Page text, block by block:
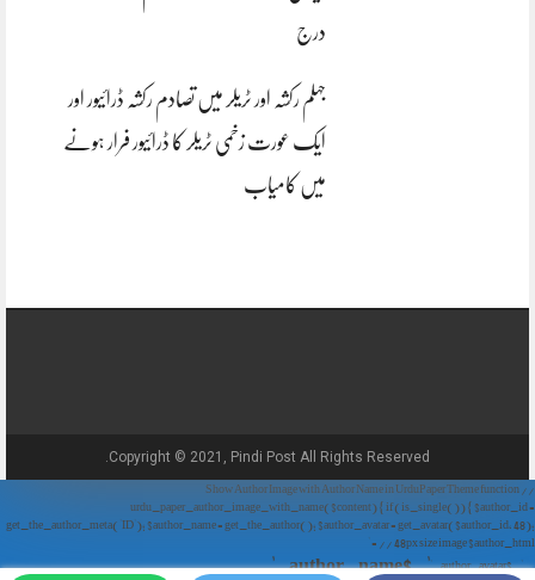
درج
جہلم رکشہ اور ٹریلر میں تصادم رکشہ ڈرائیور اور
ایک عورت زخمی ٹریلر کا ڈرائیور فرار ہونے
میں کامیاب
Copyright © 2021, Pindi Post All Rights Reserved.
// Show Author Image with Author Name in UrduPaper Theme function
urdu_paper_author_image_with_name($content) { if (is_single()) { $author_id =
get_the_author_meta('ID'); $author_name = get_the_author(); $author_avatar = get_avatar($author_id, 48);
// 48px size image $author_html = '
' . $author_avatar . '
' . $author_name . '